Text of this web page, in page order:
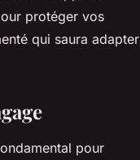
protéger vos
qui saura adapter
pour